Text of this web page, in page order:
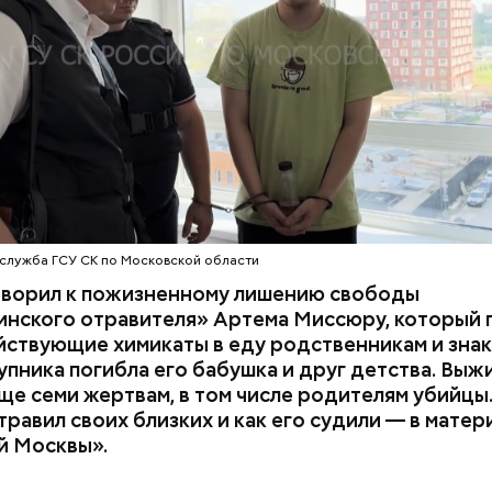
ГСУ СК по Московской области
к пожизненному лишению свободы
отравителя» Артема Миссюру, который
химикаты в еду родственникам и
погибла его бабушка и друг детства.
семи жертвам, в том числе родителям
своих близких и как его судили — в
Москвы».
квартиры пострадавших.